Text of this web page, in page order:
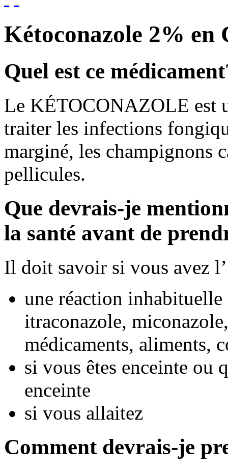
Kétoconazole 2% en
Quel est ce
Le KÉTOCONAZOLE est
traiter les infections
marginé, les champignons
pellicules.
Que devrais-je
la santé avant de
Il doit savoir si vous avez
une réaction
itraconazole,
médicaments, aliments,
si vous êtes enceinte ou
enceinte
si vous allaitez
Comment devrais-je